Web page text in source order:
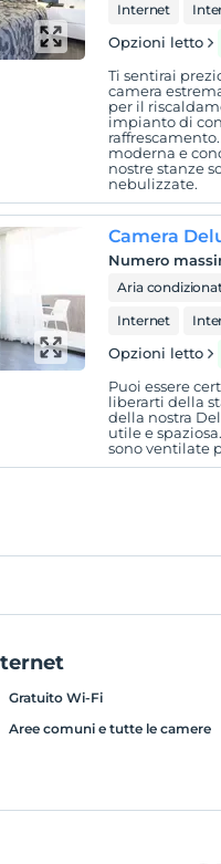
Internet
Opzioni letto
Ti sentirai
camera
per il
impianto di
moderna e
nostre stanze
nebulizzate.
Camera
Numero
Aria
Internet
Opzioni letto
Puoi essere
liberarti della
della nostra
utile e
sono ventilate
Gratuito Wi-Fi
Aree comuni e tutte le camere